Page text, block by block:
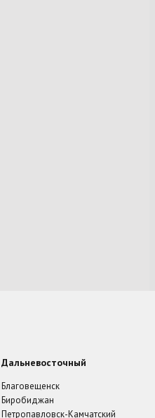
Дальневосточный
Благовещенск
Биробиджан
Петропавловск-Камчатский